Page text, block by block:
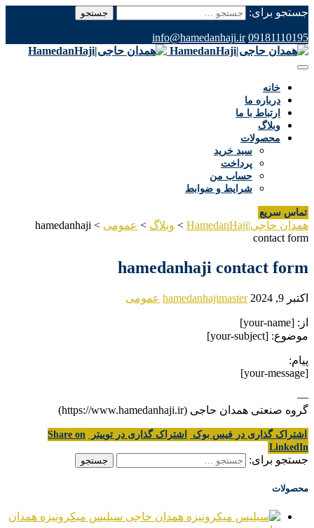
جستجو برای:
09181110195
info@hamedanhaji.ir
خانه
درباره ما
ارتباط با ما
وبلاگ
محصولات
سبد خرید
پرداخت
حساب من
شرایط و ضوابط
تماس سریع
همدان حاجی|HamedanHaji > وبلاگ > عمومی >
hamedanhaji
contact form
hamedanhaji contact form
اکتبر 9, 2024 hamedanhajimaster عمومی
از: [your-name]
موضوع: [your-subject]
پیام:
[your-message]
—
گروه صنعتی همدان حاجی (https://www.hamedanhaji.ir)
اشتراک گذاری در فیس بوک اشتراک گذاری در توییتر
Share on
LinkedIn
جستجو برای:
محصولات
سیلیس میکرونیزه همدان